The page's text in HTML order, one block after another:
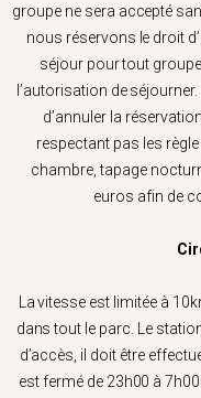
groupe ne sera accepté
nous réservons le droit
séjour pour tout
l’autorisation de
d’annuler la
respectant pas les
chambre, tapage
euros afin de
La vitesse est limitée à
dans tout le parc. Le
d’accès, il doit être
est fermé de 23h00 à